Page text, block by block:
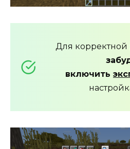
Для корректной
включить